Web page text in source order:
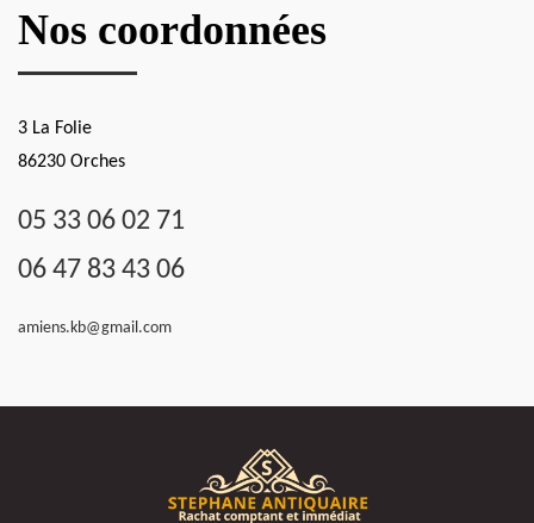
Nos coordonnées
3 La Folie
86230 Orches
05 33 06 02 71
06 47 83 43 06
amiens.kb@gmail.com